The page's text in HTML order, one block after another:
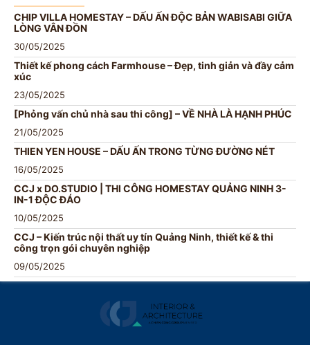
CHIP VILLA HOMESTAY – DẤU ẤN ĐỘC BẢN WABISABI GIỮA
LÒNG VÂN ĐỒN
30/05/2025
Thiết kế phong cách Farmhouse – Đẹp, tinh giản và đầy cảm
xúc
23/05/2025
[Phỏng vấn chủ nhà sau thi công] – VỀ NHÀ LÀ HẠNH PHÚC
21/05/2025
THIEN YEN HOUSE – DẤU ẤN TRONG TỪNG ĐƯỜNG NÉT
16/05/2025
CCJ x DO.STUDIO | THI CÔNG HOMESTAY QUẢNG NINH 3-
IN-1 ĐỘC ĐÁO
10/05/2025
CCJ – Kiến trúc nội thất uy tín Quảng Ninh, thiết kế & thi
công trọn gói chuyên nghiệp
09/05/2025